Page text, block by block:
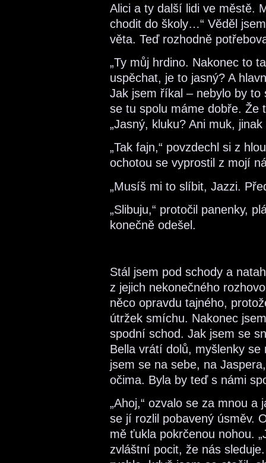
Alici a ty další lidi ve městě.
chodit do školy…“ Věděl
věta. Teď rozhodně
„Ty můj hrdino. Nakonec to
uspěchat, je to jasný? A
Jak jsem říkal – nebylo by
se tu spolu máme dobře. Že
„Jasný, kluku? Ani muk,
„Tak fajn,“ povzdechl si z
ochotou se vyprostil z mojí
„Musíš mi to slíbit, Jazzi.
„Slibuju,“ protočil panenky,
konečně odešel.
Stál jsem pod schody a
z jejich nekonečného
něco opravdu tajného,
útržek smíchu. Nakonec
spodní schod. Jak jsem se
Bella vrátí dolů, myšlenky
jsem se na sebe, na
očima. Byla by teď s námi
„Ahoj,“ ozvalo se za mnou
se jí rozlil pobavený úsměv.
mě ťukla pokrčenou nohou.
zvláštní pocit, že nás